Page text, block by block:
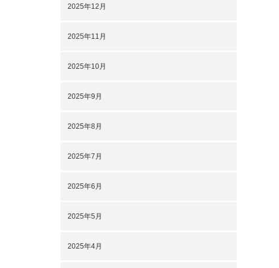
2025年12月
2025年11月
2025年10月
2025年9月
2025年8月
2025年7月
2025年6月
2025年5月
2025年4月